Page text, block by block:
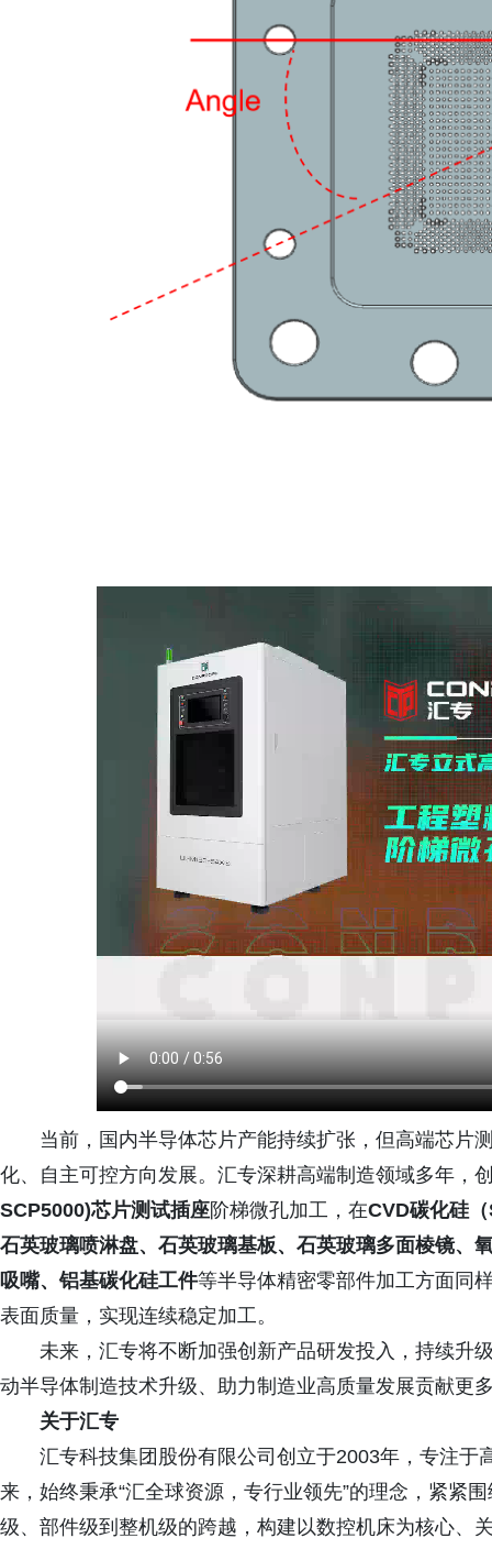
当前，国内半导体芯片产能持续扩张，但高端芯片
化、自主可控方向发展。汇专深耕高端制造领域多年，
SCP5000)芯片测试插座阶梯微孔加工，在CVD碳化硅
石英玻璃喷淋盘、石英玻璃基板、石英玻璃多面棱镜、
吸嘴、铝基碳化硅工件等半导体精密零部件加工方面同
表面质量，实现连续稳定加工。
未来，汇专将不断加强创新产品研发投入，持续升
动半导体制造技术升级、助力制造业高质量发展贡献更
关于汇专
汇专科技集团股份有限公司创立于2003年，专注
来，始终秉承“汇全球资源，专行业领先”的理念，紧紧
级、部件级到整机级的跨越，构建以数控机床为核心、